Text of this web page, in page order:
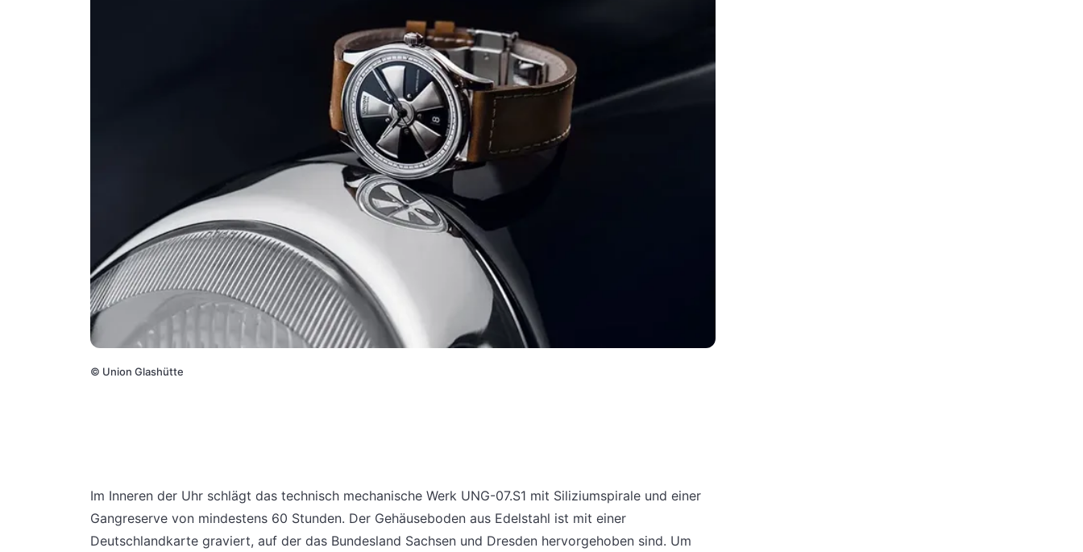
© Union Glashütte
Im Inneren der Uhr schlägt das technisch mechanische Werk UNG-07.S1 mit Siliziumspirale und einer
Gangreserve von mindestens 60 Stunden. Der Gehäuseboden aus Edelstahl ist mit einer
Deutschlandkarte graviert, auf der das Bundesland Sachsen und Dresden hervorgehoben sind. Um